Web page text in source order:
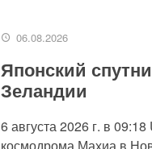
06.08.2026
Японский
Зеландии
6 августа 2026 г. в
космодрома Махиа в